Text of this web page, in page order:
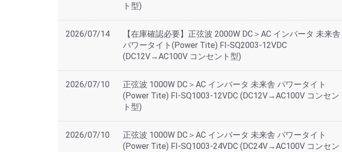
ト型)
2026/07/14
【在庫確認必要】正弦波 2000W DC＞AC インバータ 未来舎
パワータイト(Power Tite) FI-SQ2003-12VDC
(DC12V→AC100V コンセント型)
2026/07/10
正弦波 1000W DC＞AC インバータ 未来舎 パワータイト
(Power Tite) FI-SQ1003-12VDC (DC12V→AC100V コンセン
ト型)
2026/07/10
正弦波 1000W DC＞AC インバータ 未来舎 パワータイト
(Power Tite) FI-SQ1003-24VDC (DC24V→AC100V コンセン